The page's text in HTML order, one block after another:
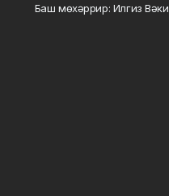
Баш мөхәррир: Илгиз